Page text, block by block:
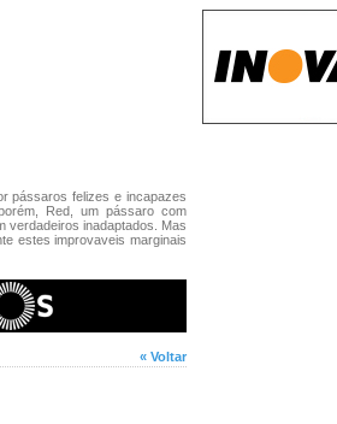
pássaros felizes e incapazes
Red, um pássaro com
verdadeiros inadaptados. Mas
estes improvaveis marginais
« Voltar